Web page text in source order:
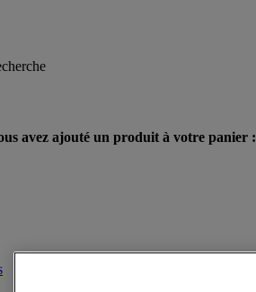
avez ajouté un produit à votre panier :